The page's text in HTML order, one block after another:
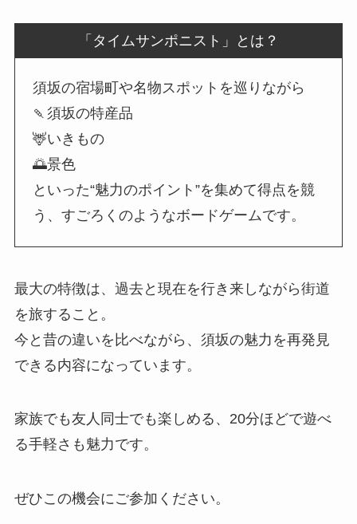
「タイムサンポニスト」とは？
須坂の宿場町や名物スポットを巡りながら
🍡須坂の特産品
🦌いきもの
🌅景色
といった“魅力のポイント”を集めて得点を競
う、すごろくのようなボードゲームです。
最大の特徴は、過去と現在を行き来しながら街道
を旅すること。
今と昔の違いを比べながら、須坂の魅力を再発見
できる内容になっています。
家族でも友人同士でも楽しめる、20分ほどで遊べ
る手軽さも魅力です。
ぜひこの機会にご参加ください。